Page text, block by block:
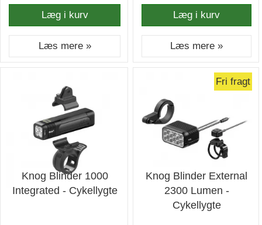
Læg i kurv
Læs mere »
Læg i kurv
Læs mere »
Knog Blinder 1000
Integrated - Cykellygte
Fri fragt
Knog Blinder External
2300 Lumen -
Cykellygte